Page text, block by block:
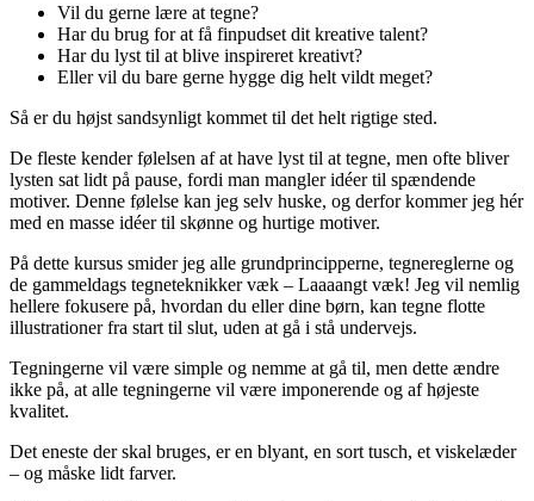
Vil du gerne lære at tegne?
Har du brug for at få finpudset dit kreative talent?
Har du lyst til at blive inspireret kreativt?
Eller vil du bare gerne hygge dig helt vildt meget?
Så er du højst sandsynligt kommet til det helt rigtige sted.
De fleste kender følelsen af at have lyst til at tegne, men ofte bliver
lysten sat lidt på pause, fordi man mangler idéer til spændende
motiver. Denne følelse kan jeg selv huske, og derfor kommer jeg hér
med en masse idéer til skønne og hurtige motiver.
På dette kursus smider jeg alle grundprincipperne, tegnereglerne og
de gammeldags tegneteknikker væk – Laaaangt væk! Jeg vil nemlig
hellere fokusere på, hvordan du eller dine børn, kan tegne flotte
illustrationer fra start til slut, uden at gå i stå undervejs.
Tegningerne vil være simple og nemme at gå til, men dette ændre
ikke på, at alle tegningerne vil være imponerende og af højeste
kvalitet.
Det eneste der skal bruges, er en blyant, en sort tusch, et viskelæder
– og måske lidt farver.